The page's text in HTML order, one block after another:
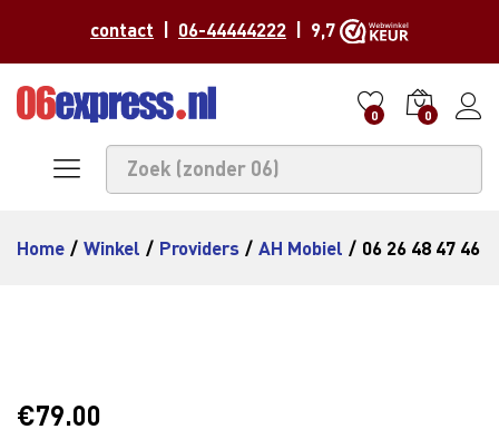
contact 06-44444222 | 9,7
0 0
Home / Winkel / Providers / AH Mobiel / 06 26 48 47 46
€79.00